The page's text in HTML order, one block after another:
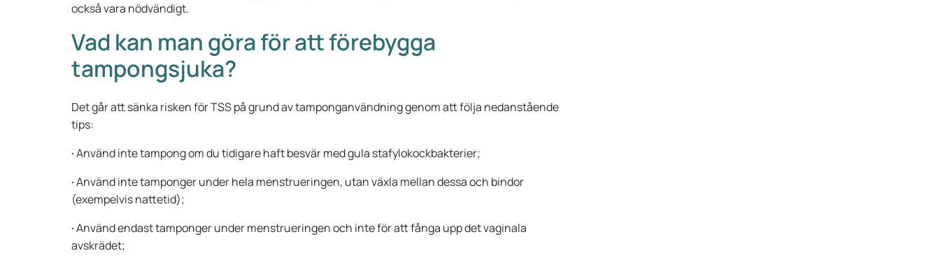
också vara nödvändigt.
Vad kan man göra för att förebygga
tampongsjuka?
Det går att sänka risken för TSS på grund av tamponganvändning genom att följa nedanstående
tips:
·Använd inte tampong om du tidigare haft besvär med gula stafylokockbakterier;
·Använd inte tamponger under hela menstrueringen, utan växla mellan dessa och bindor
(exempelvis nattetid);
·Använd endast tamponger under menstrueringen och inte för att fånga upp det vaginala
avskrädet;